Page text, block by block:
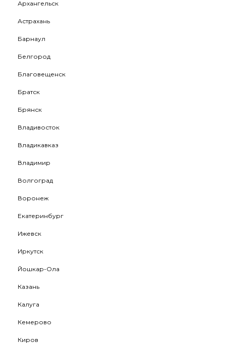
Архангельск
Астрахань
Барнаул
Белгород
Благовещенск
Братск
Брянск
Владивосток
Владикавказ
Владимир
Волгоград
Воронеж
Екатеринбург
Ижевск
Иркутск
Йошкар-Ола
Казань
Калуга
Кемерово
Киров